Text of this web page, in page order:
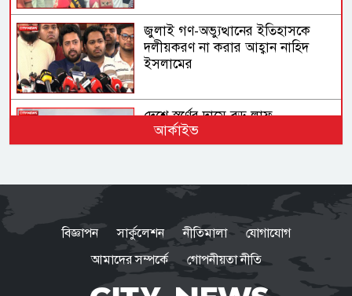
জুলাই গণ-অভ্যুত্থানের ইতিহাসকে
দলীয়করণ না করার আহ্বান নাহিদ
ইসলামের
দেশে স্বর্ণের দামে বড় লাফ
ভারতে যেভাবে দিন কাটাচ্ছেন পলাতক
আর্কাইভ
বিজ্ঞাপন সার্কুলেশন নীতিমালা
যোগাযোগ
আমাদের সম্পর্কে
গোপনীয়তা নীতি